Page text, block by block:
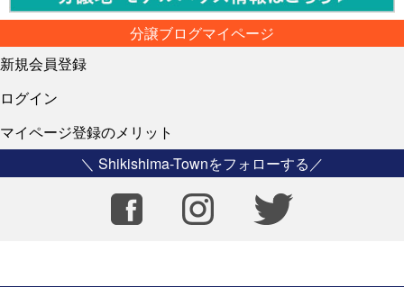
分譲ブログマイページ
新規会員登録
ログイン
マイページ登録のメリット
＼ Shikishima-Townをフォローする／